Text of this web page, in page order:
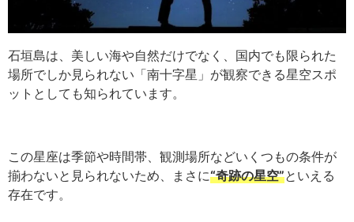
石垣島は、美しい海や自然だけでなく、国内でも限られた
場所でしか見られない「南十字星」が観察できる星空スポ
ットとしても知られています。
この星座は季節や時間帯、観測場所などいくつもの条件が
揃わないと見られないため、まさに“奇跡の星空”といえる
存在です。